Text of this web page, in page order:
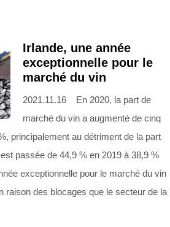
Irlande, une année
exceptionnelle pour le
marché du vin
2021.11.16 En 2020, la part de
marché du vin a augmenté de cinq
principalement au détriment de la part
passée de 44,9 % en 2019 à 38,9 %
exceptionnelle pour le marché du vin
raison des blocages que le secteur de la